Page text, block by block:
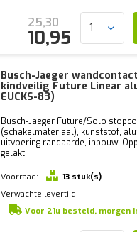
25,30
10,95
Busch-Jaeger
kindveilig Future Linear
EUCKS-83)
Busch-Jaeger Future/Solo
(schakelmateriaal), kunststof,
uitvoering randaarde, inbouw.
gelakt.
Voorraad:
13 stuk(s)
Verwachte levertijd:
Voor 21u besteld, morgen